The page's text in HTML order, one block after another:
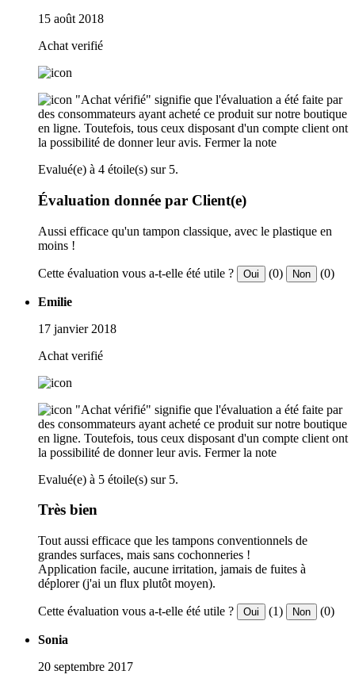
15 août 2018
Achat verifié
"Achat vérifié" signifie que l'évaluation a été faite par
des consommateurs ayant acheté ce produit sur notre boutique
en ligne. Toutefois, tous ceux disposant d'un compte client ont
la possibilité de donner leur avis. Fermer la note
Evalué(e) à 4 étoile(s) sur 5.
Évaluation donnée par Client(e)
Aussi efficace qu'un tampon classique, avec le plastique en
moins !
Cette évaluation vous a-t-elle été utile ? Oui (0) Non (0)
Emilie
17 janvier 2018
Achat verifié
"Achat vérifié" signifie que l'évaluation a été faite par
des consommateurs ayant acheté ce produit sur notre boutique
en ligne. Toutefois, tous ceux disposant d'un compte client ont
la possibilité de donner leur avis. Fermer la note
Evalué(e) à 5 étoile(s) sur 5.
Très bien
Tout aussi efficace que les tampons conventionnels de
grandes surfaces, mais sans cochonneries !
Application facile, aucune irritation, jamais de fuites à
déplorer (j'ai un flux plutôt moyen).
Cette évaluation vous a-t-elle été utile ? Oui (1) Non (0)
Sonia
20 septembre 2017